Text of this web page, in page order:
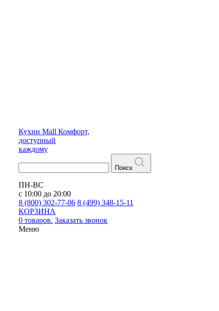
Кухни Mall Комфорт,
доступный
каждому
Поиск
ПН-ВС
с 10:00 до 20:00
8 (800) 302-77-06 8 (499) 348-15-11
КОРЗИНА
0 товаров. Заказать звонок
Меню